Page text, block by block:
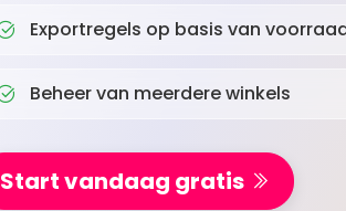
Exportregels op basis van
Beheer van meerdere winkels
Start vandaag gratis